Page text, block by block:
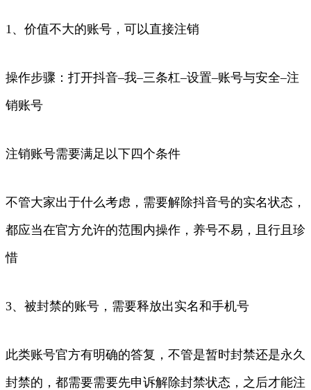
1、价值不大的账号，可以直接注销
操作步骤：打开抖音–我–三条杠–设置–账号与安全–注
销账号
注销账号需要满足以下四个条件
不管大家出于什么考虑，需要解除抖音号的实名状态，
都应当在官方允许的范围内操作，养号不易，且行且珍
惜
3、被封禁的账号，需要释放出实名和手机号
此类账号官方有明确的答复，不管是暂时封禁还是永久
封禁的，都需要需要先申诉解除封禁状态，之后才能注